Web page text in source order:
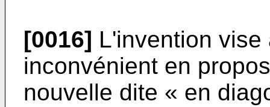
[0016] L'invention
inconvénient en
nouvelle dite « en